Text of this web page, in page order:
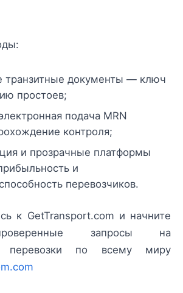
транзитные документы — ключ
простоев;
подача MRN
контроля;
и прозрачные платформы
и
перевозчиков.
к GetTransport.com и начните
запросы на
перевозки по всему миру